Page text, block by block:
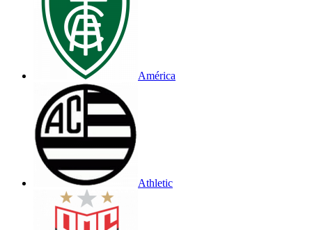
América
Athletic